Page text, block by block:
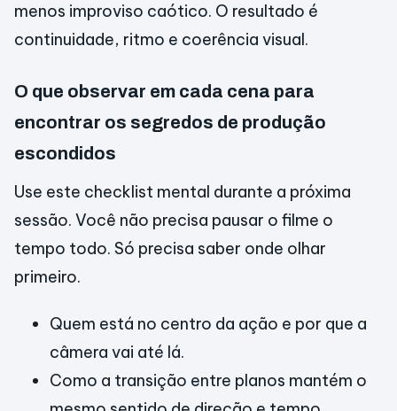
menos improviso caótico. O resultado é
continuidade, ritmo e coerência visual.
O que observar em cada cena para
encontrar os segredos de produção
escondidos
Use este checklist mental durante a próxima
sessão. Você não precisa pausar o filme o
tempo todo. Só precisa saber onde olhar
primeiro.
Quem está no centro da ação e por que a
câmera vai até lá.
Como a transição entre planos mantém o